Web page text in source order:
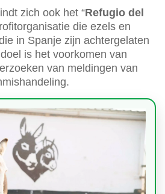
zich ook het “Refugio del
die ezels en
in Spanje zijn achtergelaten
is het voorkomen van
van meldingen van